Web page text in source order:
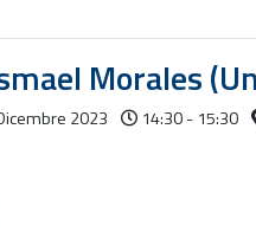
Morales
2023 14:30 - 15:30